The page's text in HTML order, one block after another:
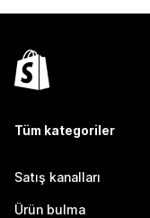
Tüm kategoriler
Satış kanalları
Ürün bulma